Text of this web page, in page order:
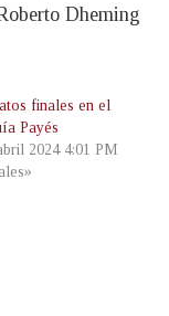
Dheming
finales en el
Payés
2024 4:01 PM